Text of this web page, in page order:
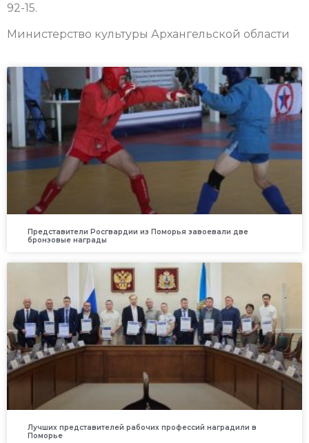
92-15.
Министерство культуры Архангельской области
Представители Росгвардии из Поморья завоевали две
бронзовые награды
Лучших представителей рабочих профессий наградили в
Поморье